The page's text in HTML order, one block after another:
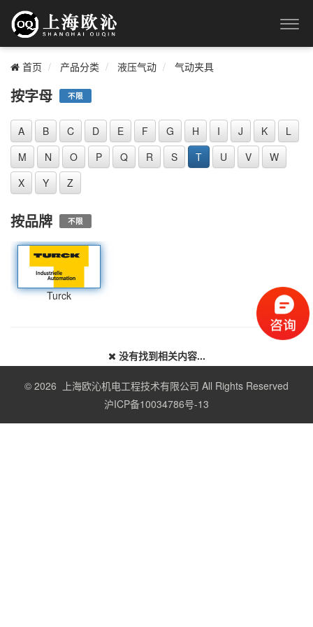
首页 产品分类 液压气动 气动夹具
按字母 不限
A B C D E F G H I J K
L
M
N O P Q R S T U V
W
X
Y Z
按品牌 不限
Turck
没有找到相关内容...
© 2026 上海欧沁机电工程技术有限公司 All Rights Reserved
沪ICP备10034786号-13